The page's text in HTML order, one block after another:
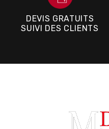
DEVIS GRATUITS
SUIVI DES CLIENTS